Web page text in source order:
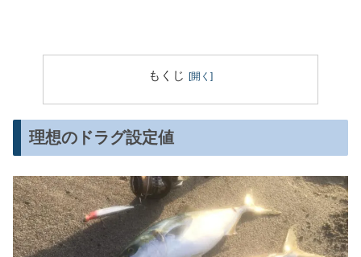
もくじ
理想のドラグ設定値